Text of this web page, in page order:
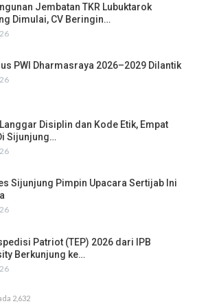
Jembatan TKR Lubuktarok
Dimulai, CV Beringin…
PWI Dharmasraya 2026–2029 Dilantik
Disiplin dan Kode Etik, Empat
Sijunjung…
Sijunjung Pimpin Upacara Sertijab Ini
Patriot (TEP) 2026 dari IPB
Berkunjung ke…
2,632